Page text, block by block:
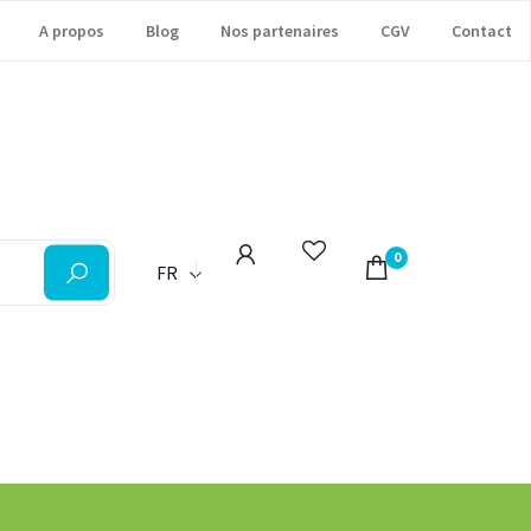
A propos Blog Nos partenaires CGV Contact
FR
0